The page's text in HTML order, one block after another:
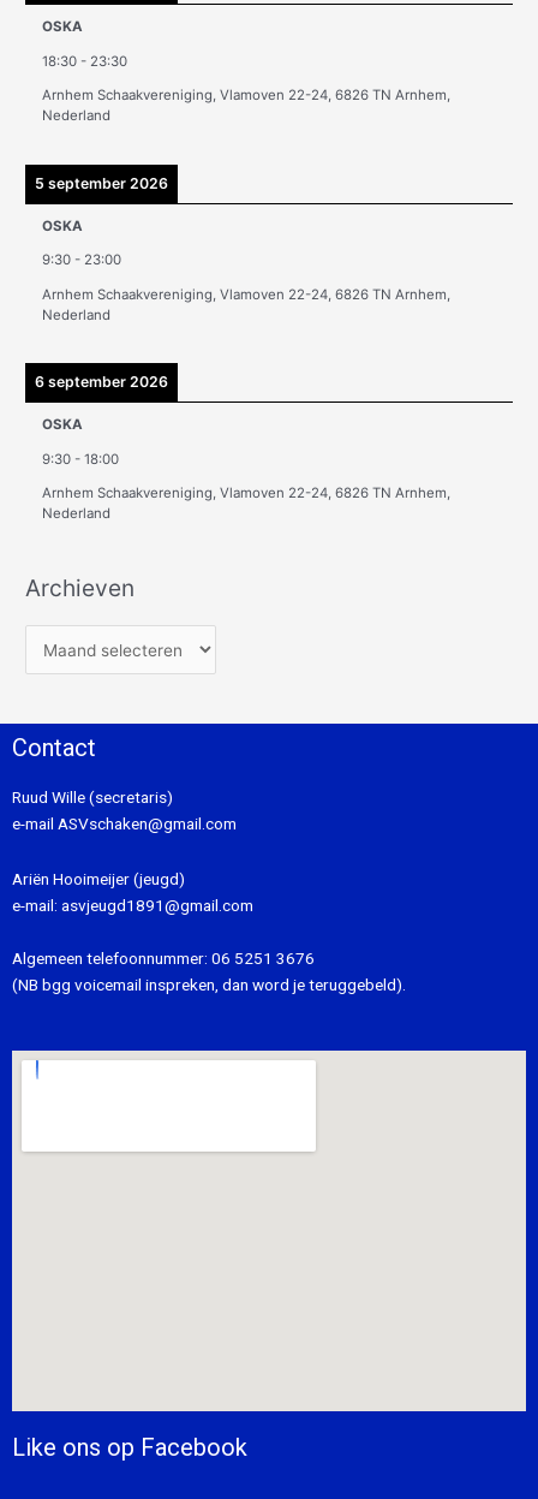
OSKA
18:30 - 23:30
Arnhem Schaakvereniging, Vlamoven 22-24, 6826 TN Arnhem,
Nederland
5 september 2026
OSKA
9:30 - 23:00
Arnhem Schaakvereniging, Vlamoven 22-24, 6826 TN Arnhem,
Nederland
6 september 2026
OSKA
9:30 -18:00
Arnhem Schaakvereniging, Vlamoven 22-24, 6826 TN Arnhem,
Nederland
Archieven
e
Contact
Ruud Wille (secretaris)
e-mail ASVschaken@gmail.com
Ariën Hooimeijer (jeugd)
e-mail: asvjeugd1891@gmail.com
Algemeen telefoonnummer: 06 5251 3676
(NB bgg voicemail inspreken, dan word je teruggebeld).
Like ons op Facebook